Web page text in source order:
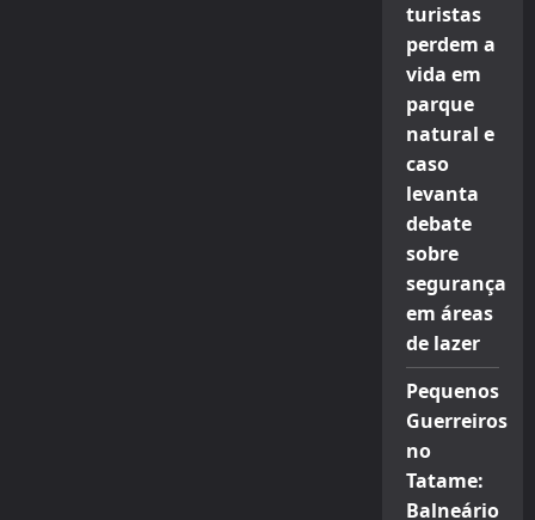
turistas
perdem a
vida em
parque
natural e
caso
levanta
debate
sobre
segurança
em áreas
de lazer
Pequenos
Guerreiros
no
Tatame:
Balneário